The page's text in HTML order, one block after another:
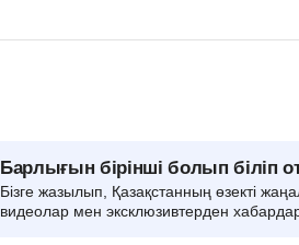
Барлығын бірінші болып біліп
Бізге жазылып, Қазақстанның өзекті
видеолар мен эксклюзивтерден